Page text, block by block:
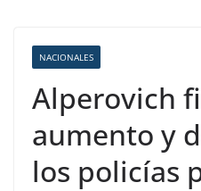
NACIONALES
Alperovich
aumento y
los policías